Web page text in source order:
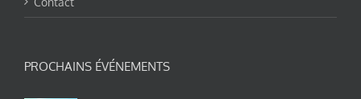
PROCHAINS ÉVÉNEMENTS